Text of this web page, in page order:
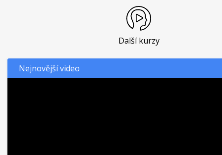
Další kurzy
Nejnovější video